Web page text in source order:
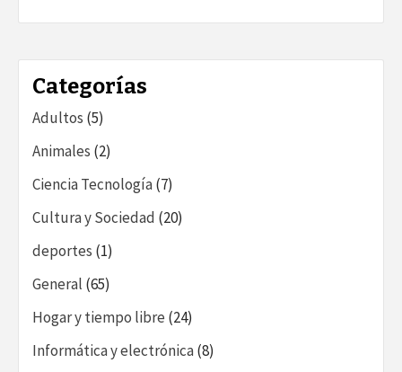
Categorías
Adultos (5)
Animales (2)
Ciencia Tecnología(7)
Cultura y Sociedad (20)
deportes (1)
General (65)
Hogar y tiempo libre (24)
Informática y electrónica(8)